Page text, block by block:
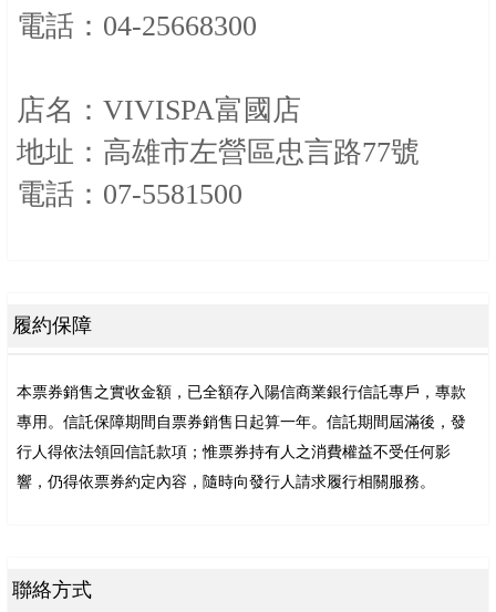
電話：04-25668300
店名：VIVISPA富國店
地址：高雄市左營區忠言路77號
電話：07-5581500
履約保障
本票券銷售之實收金額，已全額存入陽信商業銀行信託專戶，專款
專用。信託保障期間自票券銷售日起算一年。信託期間屆滿後，發
行人得依法領回信託款項；惟票券持有人之消費權益不受任何影
響，仍得依票券約定內容，隨時向發行人請求履行相關服務。
聯絡方式